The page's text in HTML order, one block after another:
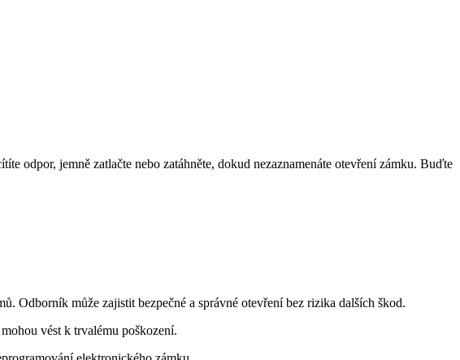
odpor, jemně zatlačte nebo zatáhněte, dokud nezaznamenáte otevření zámku. Buďte
Odborník může zajistit bezpečné a správné otevření bez rizika dalších škod.
vést k trvalému poškození.